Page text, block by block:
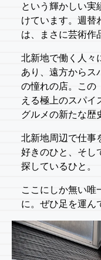
という輝かしい実
けています。週替
は、まさに芸術作
北新地で働く人々
あり、遠方からス
の憧れの店。この
える極上のスパイ
グルメの新たな歴
北新地周辺で仕事
好きのひと、そし
探しているひと。
ここにしか無い唯
に。ぜひ足を運ん